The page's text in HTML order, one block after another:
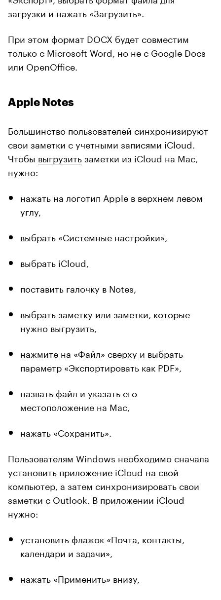
загрузки и нажать «Загрузить».
При этом формат DOCX будет совместим
только с Microsoft Word, но не с Google Docs
или OpenOffice.
Apple Notes
Большинство пользователей синхронизируют
свои заметки с учетными записями iCloud.
Чтобы выгрузитьзаметки из iCloud на Mac,
нужно:
нажать на логотип Apple в верхнем левом
углу,
выбрать «Системные настройки»,
выбрать iCloud,
поставить галочку в Notes,
выбрать заметку или заметки, которые
нужно выгрузить,
нажмите на «Файл» сверху и выбрать
параметр «Экспортировать как PDF»,
назвать файл и указать его
местоположение на Mac,
нажать «Сохранить».
Пользователям Windows необходимо сначала
установить приложение iCloud на свой
компьютер, а затем синхронизировать свои
заметки с Outlook. В приложении iCloud
нужно:
установить флажок «Почта, контакты,
календари и задачи»,
нажать «Применить» внизу,